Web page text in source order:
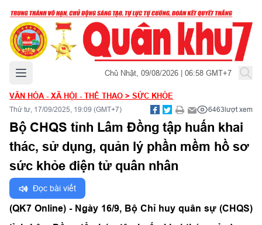
Mở menu chính Chủ Nhật, 09/08/2026 | 06:58 GMT+7
VĂN HÓA - XÃ HỘI - THỂ THAO > SỨC KHỎE
Thứ tư, 17/09/2025, 19:09 (GMT+7) 6463lượt xem
Bộ CHQS tỉnh Lâm Đồng tập huấn khai
thác, sử dụng, quản lý phần mềm hồ sơ
sức khỏe điện tử quân nhân
Đọc bài viết
(QK7 Online) - Ngày 16/9, Bộ Chỉ huy quân sự (CHQS)